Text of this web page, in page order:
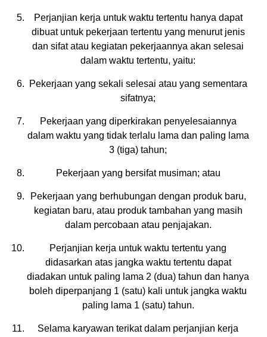
Perjanjian kerja untuk waktu tertentu hanya dapat
dibuat untuk pekerjaan tertentu yang menurut jenis
dan sifat atau kegiatan pekerjaannya akan selesai
dalam waktu tertentu, yaitu:
Pekerjaan yang sekali selesai atau yang sementara
sifatnya;
Pekerjaan yang diperkirakan penyelesaiannya
dalam waktu yang tidak terlalu lama dan paling lama
3 (tiga) tahun;
Pekerjaan yang bersifat musiman; atau
Pekerjaan yang berhubungan dengan produk baru,
kegiatan baru, atau produk tambahan yang masih
dalam percobaan atau penjajakan.
Perjanjian kerja untuk waktu tertentu yang
didasarkan atas jangka waktu tertentu dapat
diadakan untuk paling lama 2 (dua) tahun dan hanya
boleh diperpanjang 1 (satu) kali untuk jangka waktu
paling lama 1 (satu) tahun.
Selama karyawan terikat dalam perjanjian kerja